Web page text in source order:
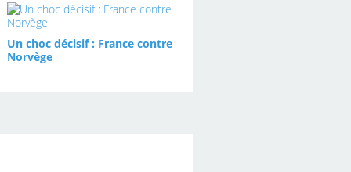
Un choc décisif : France contre
Norvège